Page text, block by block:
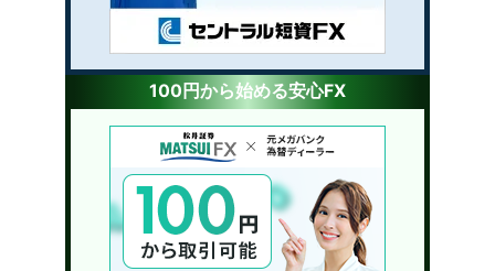
100円から始める安心FX